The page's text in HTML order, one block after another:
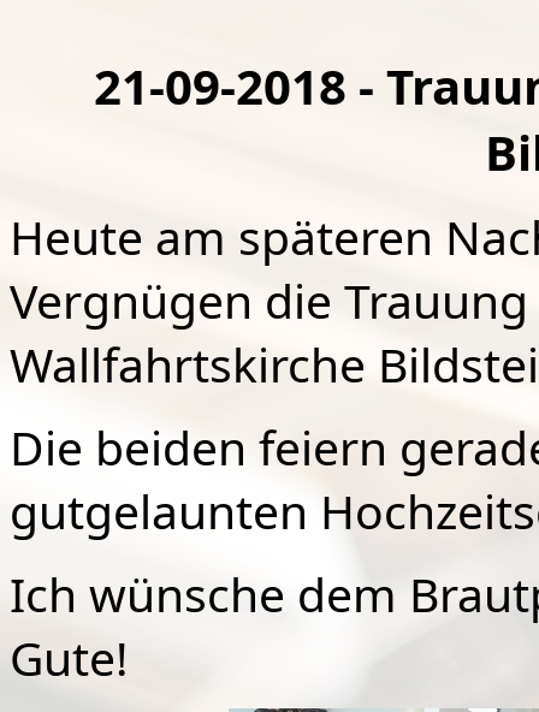
21-09-2018 -
Heute am späteren
Vergnügen die
Wallfahrtskirche
Die beiden feiern
gutgelaunten
Ich wünsche dem
Gute!